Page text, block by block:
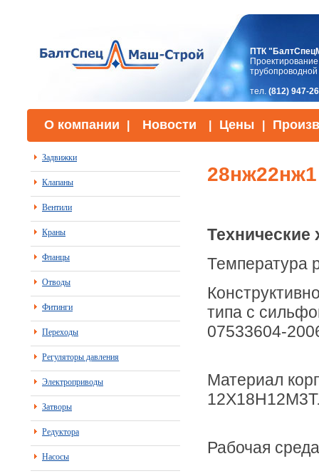
ПТК
тел. (812) 947-
О компании Новости Цены
Задвижки
Клапаны
Вентили
Краны
Фланцы
Отводы
Фитинги
Переходы
Регуляторы давления
Электроприводы
Затворы
Редуктора
Насосы
28нж22нж1
Технические
Температура
типа с
07533604-
Материал
Рабочая